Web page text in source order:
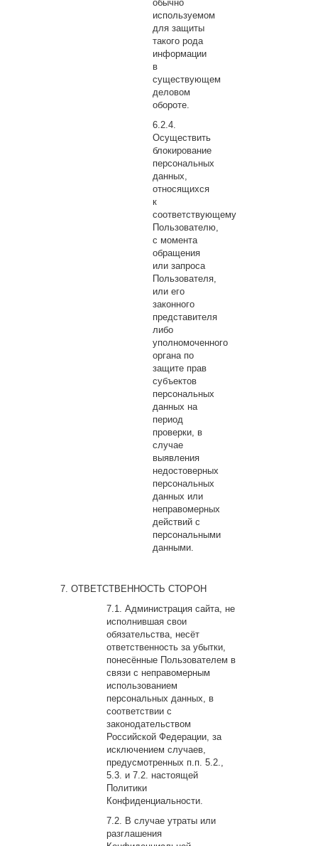
обычно
используемом
для защиты
такого рода
информации
в
существующем
деловом
обороте.
Осуществить
блокирование
персональных
данных,
относящихся
к
соответствующему
Пользователю,
с момента
обращения
или запроса
Пользователя,
или его
законного
представителя
либо
уполномоченного
органа по
защите прав
субъектов
персональных
данных на
период
проверки, в
случае
выявления
недостоверных
персональных
данных или
неправомерных
действий с
персональными
данными.
ОТВЕТСТВЕННОСТЬ СТОРОН
Администрация сайта, не
исполнившая свои
обязательства, несёт
ответственность за убытки,
понесённые Пользователем в
связи с неправомерным
использованием
персональных данных, в
соответствии с
законодательством
Российской Федерации, за
исключением случаев,
предусмотренных п.п. 5.2.,
5.3. и 7.2. настоящей
Политики
Конфиденциальности.
В случае утраты или
разглашения